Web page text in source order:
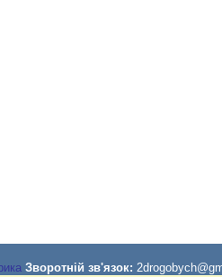
Зворотній зв'язок: